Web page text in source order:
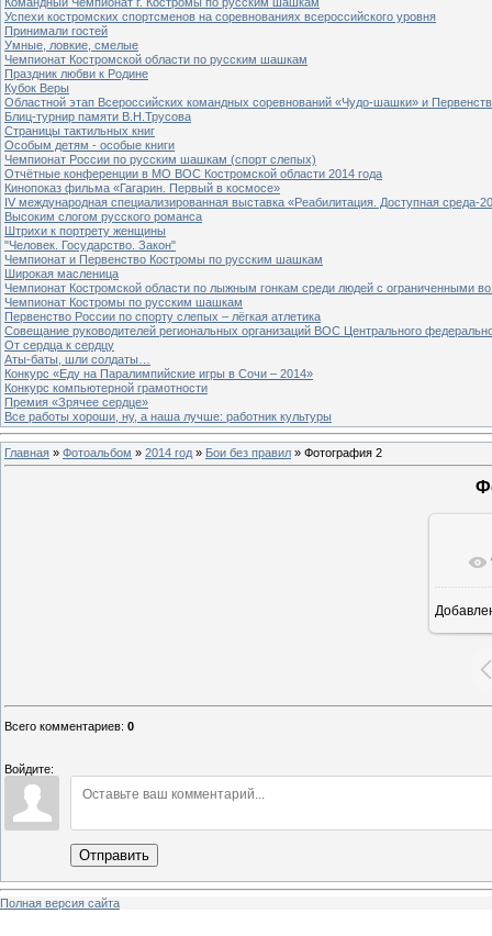
Успехи костромских спортсменов на соревнованиях всероссийского уровня
Принимали гостей
Умные, ловкие, смелые
Чемпионат Костромской области по русским шашкам
Праздник любви к Родине
Кубок Веры
Областной этап Всероссийских командных соревнований «Чудо-шашки» и
Блиц-турнир памяти В.Н.Трусова
Страницы тактильных книг
Особым детям - особые книги
Чемпионат России по русским шашкам (спорт слепых)
Отчётные конференции в МО ВОС Костромской области 2014 года
Кинопоказ фильма «Гагарин. Первый в космосе»
IV международная специализированная выставка «Реабилитация. Доступная среда-
Высоким слогом русского романса
Штрихи к портрету женщины
"Человек. Государство. Закон"
Чемпионат и Первенство Костромы по русским шашкам
Широкая масленица
Чемпионат Костромской области по лыжным гонкам среди людей с ограниченными
Чемпионат Костромы по русским шашкам
Первенство России по спорту слепых – лёгкая атлетика
Совещание руководителей региональных организаций ВОС Центрального
От сердца к сердцу
Аты-баты, шли солдаты…
Конкурс «Еду на Паралимпийские игры в Сочи – 2014»
Конкурс компьютерной грамотности
Премия «Зрячее сердце»
Все работы хороши, ну, а наша лучше: работник культуры
Главная » Фотоальбом » 2014 год » Бои без правил » Фотография 2
Всего комментариев: 0
Войдите:
Отправить
Полная версия сайта